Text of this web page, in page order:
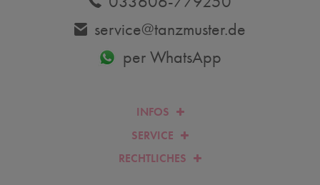
INFOS
SERVICE
RECHTLICHES
service@tanzmuster.de
per WhatsApp